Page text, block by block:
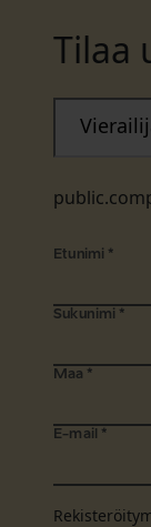
Tilaa
Etunimi *
Sukunimi *
Maa *
E-mail *